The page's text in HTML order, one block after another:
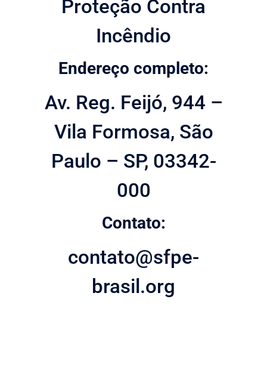
Proteção Contra
Incêndio
Endereço completo:
Av. Reg. Feijó, 944 –
Vila Formosa, São
Paulo – SP, 03342-
000
Contato:
contato@sfpe-
brasil.org